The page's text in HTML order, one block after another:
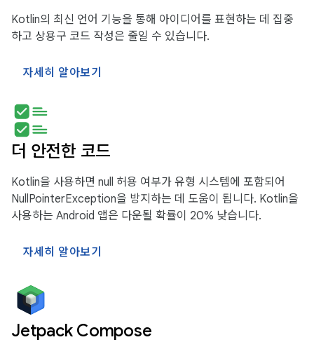
Kotlin의 최신 언어 기능을 통해 아이디어를 표현하는 데 집중
하고 상용구 코드 작성은 줄일 수 있습니다.
자세히 알아보기
더 안전한 코드
Kotlin을 사용하면 null 허용 여부가 유형 시스템에 포함되어
NullPointerException을 방지하는 데 도움이 됩니다. Kotlin을
사용하는 Android 앱은 다운될 확률이 20% 낮습니다.
자세히 알아보기
Jetpack Compose